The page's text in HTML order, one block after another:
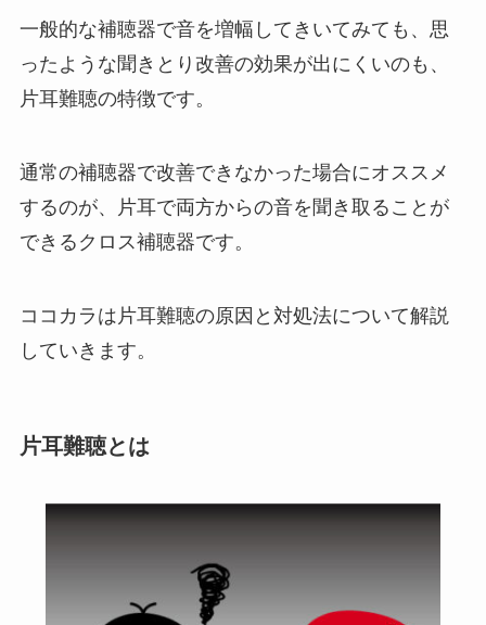
一般的な補聴器で音を増幅してきいてみても、思
ったような聞きとり改善の効果が出にくいのも、
片耳難聴の特徴です。
通常の補聴器で改善できなかった場合にオススメ
するのが、片耳で両方からの音を聞き取ることが
できるクロス補聴器です。
ココカラは片耳難聴の原因と対処法について解説
していきます。
片耳難聴とは